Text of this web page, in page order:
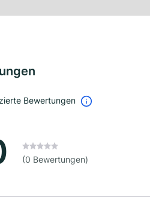
Bewertungen
(0 Bewertungen)